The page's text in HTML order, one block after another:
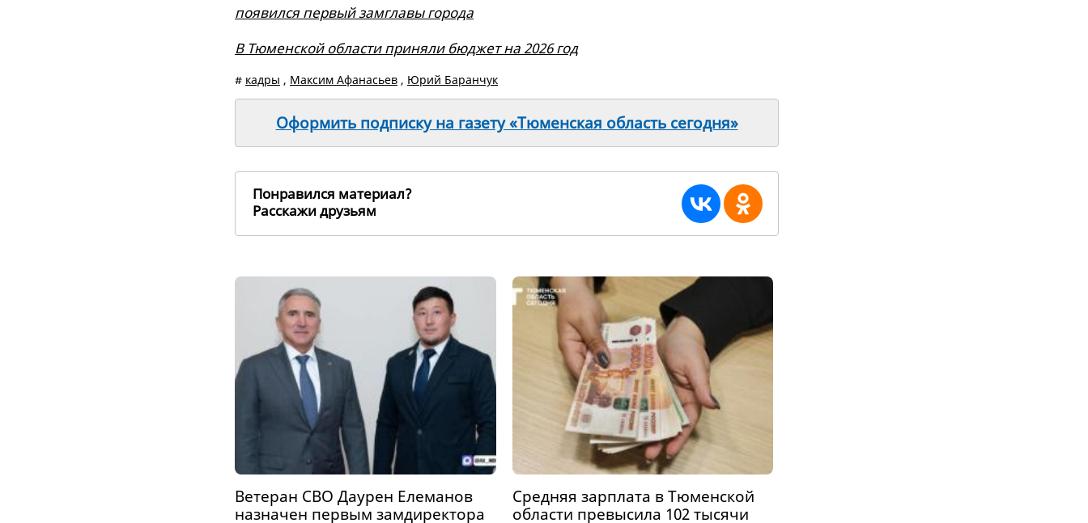
появился первый замглавы города
В Тюменской области приняли бюджет на 2026 год
# кадры , Максим Афанасьев , Юрий Баранчук
Оформить подписку на газету «Тюменская область сегодня»
Понравился материал?
Расскажи друзьям
Ветеран СВО Даурен Елеманов
назначен первым замдиректора
Средняя зарплата в Тюменской
области превысила 102 тысячи